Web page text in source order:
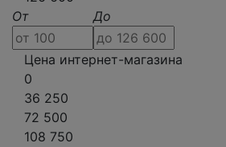
От
До
Цена интернет-магазина
0
36 250
72 500
108 750